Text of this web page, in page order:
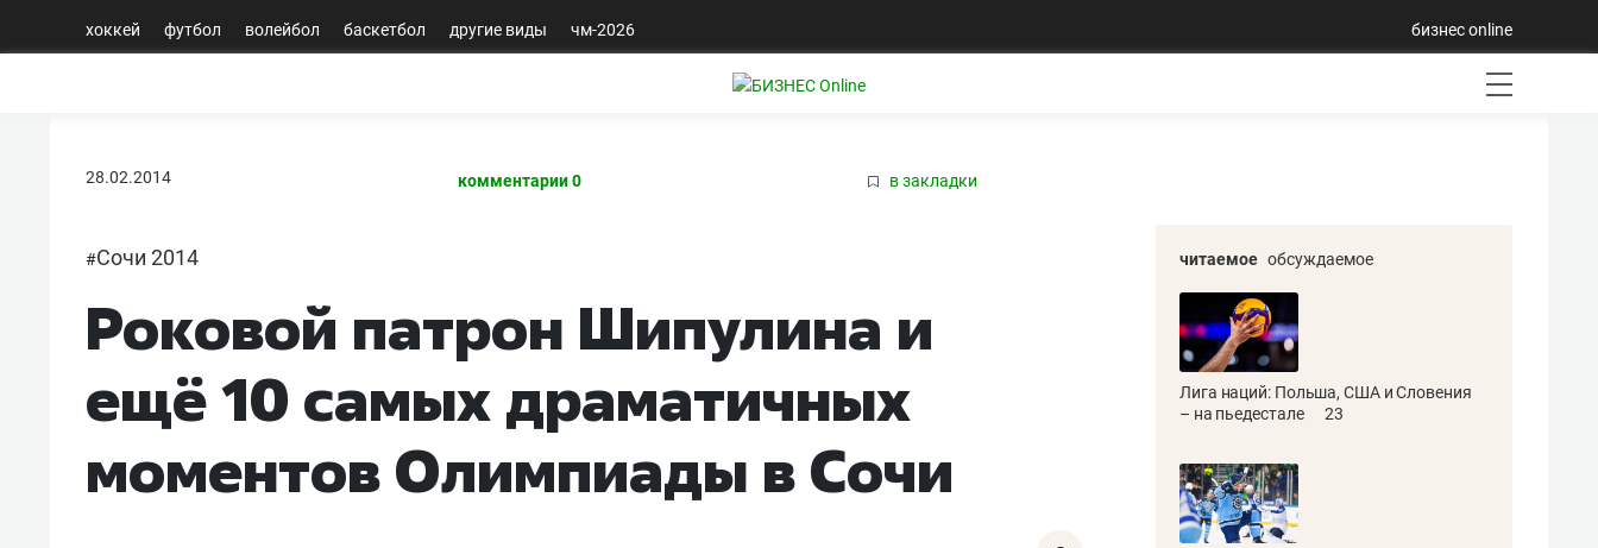
хоккей футбол волейбол баскетбол другие виды чм-2026 бизнес online
28.02.2014 комментарии 0 в закладки
#Сочи 2014
Роковой патрон Шипулина и
ещё 10 самых драматичных
моментов Олимпиады в Сочи
читаемое обсуждаемое
Лига наций: Польша, США и Словения
– на пьедестале
23